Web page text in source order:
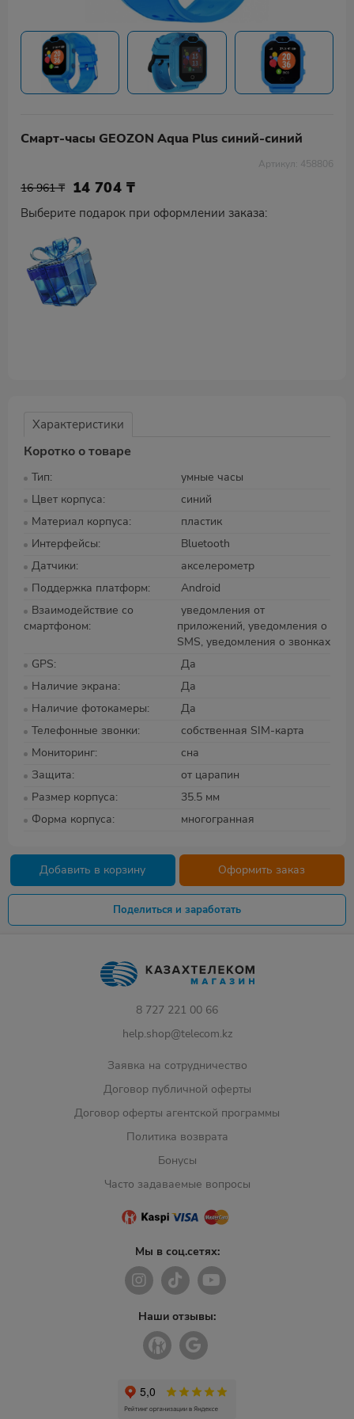
Смарт-часы GEOZON Aqua Plus синий-синий
Артикул: 458806
16 961 ₸ 14 704 ₸
Выберите подарок при оформлении заказа:
Характеристики
Коротко о товаре
Тип
умные часы
Цвет корпуса
синий
Материал корпуса
пластик
Интерфейсы
Bluetooth
Датчики
акселерометр
Поддержка платформ
Android
Взаимодействие со
смартфоном
уведомления от
приложений, уведомления о
SMS, уведомления о звонках
GPS
Да
Наличие экрана
Да
Наличие фотокамеры
Да
Телефонные звонки
собственная SIM-карта
Мониторинг
сна
Защита
от царапин
Размер корпуса
35.5 мм
Форма корпуса
многогранная
Добавить в корзину Оформить заказ
Поделиться и заработать
8 727 221 00 66
help.shop@telecom.kz
Заявка на сотрудничество
Договор публичной оферты
Договор оферты агентской программы
Политика возврата
Бонусы
Часто задаваемые вопросы
Мы в соц.сетях:
Наши отзывы: